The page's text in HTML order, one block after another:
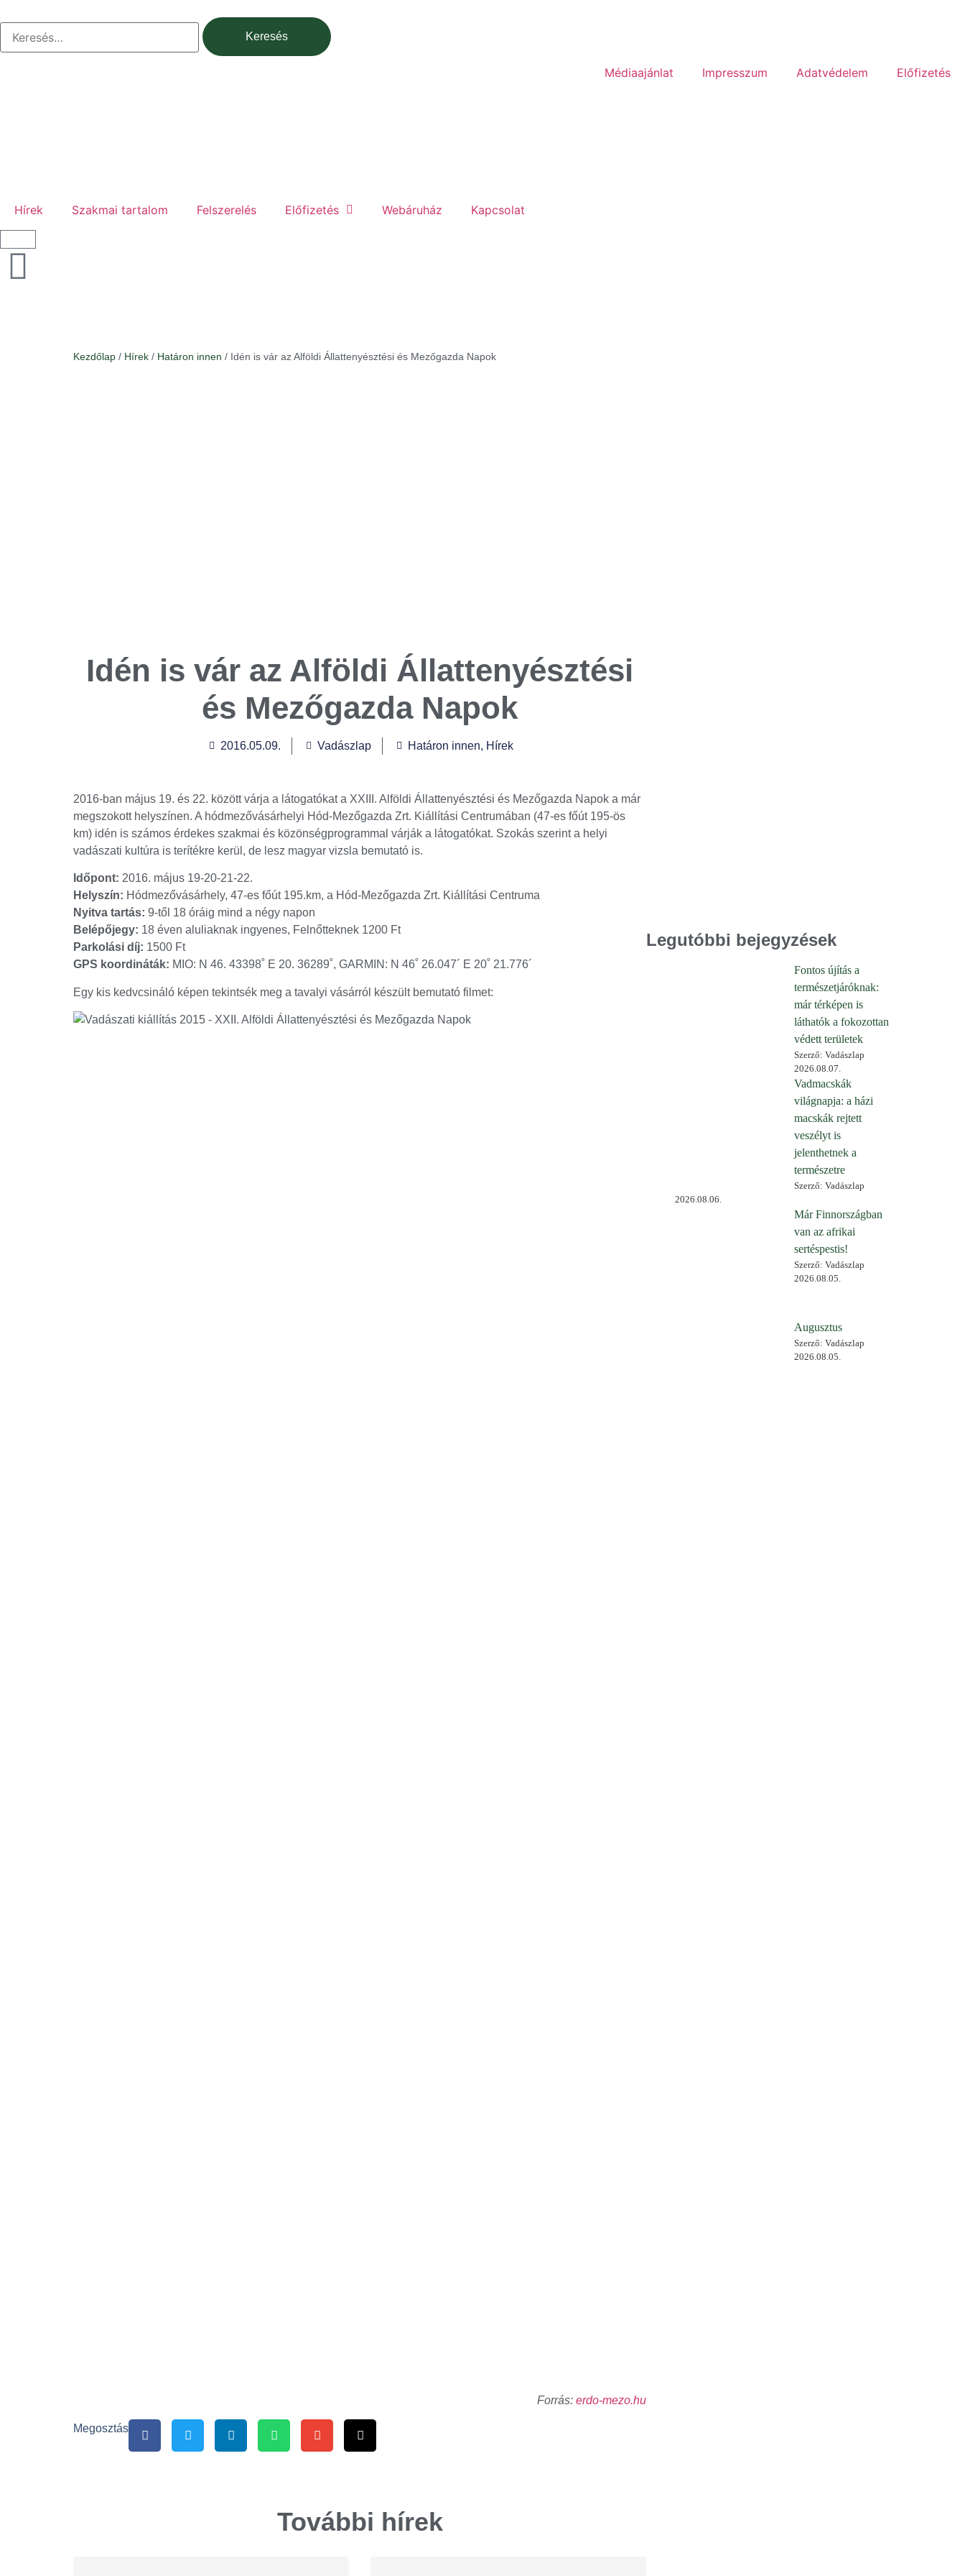
Médiaajánlat Impresszum Adatvédelem Előfizetés
Hírek Szakmai tartalom Felszerelés Előfizetés Webáruház Kapcsolat
Kezdőlap / Hírek / Határon innen / Idén is vár az Alföldi Állattenyésztési és Mezőgazda Napok
Idén is vár az Alföldi Állattenyésztési
és Mezőgazda Napok
2016.05.09. Vadászlap Határon innen, Hírek
2016-ban május 19. és 22. között várja a látogatókat a XXIII. Alföldi Állattenyésztési és Mezőgazda Napok a már
megszokott helyszínen. A hódmezővásárhelyi Hód-Mezőgazda Zrt. Kiállítási Centrumában (47-es főút 195-ös
km) idén is számos érdekes szakmai és közönségprogrammal várják a látogatókat. Szokás szerint a helyi
vadászati kultúra is terítékre kerül, de lesz magyar vizsla bemutató is.
Időpont: 2016. május 19-20-21-22.
Helyszín: Hódmezővásárhely, 47-es főút 195.km, a Hód-Mezőgazda Zrt. Kiállítási Centruma
Nyitva tartás: 9-től 18 óráig mind a négy napon
Belépőjegy: 18 éven aluliaknak ingyenes, Felnőtteknek 1200 Ft
Parkolási díj: 1500 Ft
GPS koordináták: MIO: N 46. 43398˚ E 20. 36289˚, GARMIN: N 46˚ 26.047´ E 20˚ 21.776´
Egy kis kedvcsináló képen tekintsék meg a tavalyi vásárról készült bemutató filmet:
Forrás: erdo-mezo.hu
Megosztás
További hírek
Legutóbbi bejegyzések
Fontos újítás a
természetjáróknak:
már térképen is
láthatók a fokozottan
védett területek
Szerző: Vadászlap
2026.08.07.
Vadmacskák
világnapja: a házi
macskák rejtett
veszélyt is
jelenthetnek a
természetre
Szerző: Vadászlap
2026.08.06.
Már Finnországban
van az afrikai
sertéspestis!
Szerző: Vadászlap
2026.08.05.
Augusztus
Szerző: Vadászlap
2026.08.05.